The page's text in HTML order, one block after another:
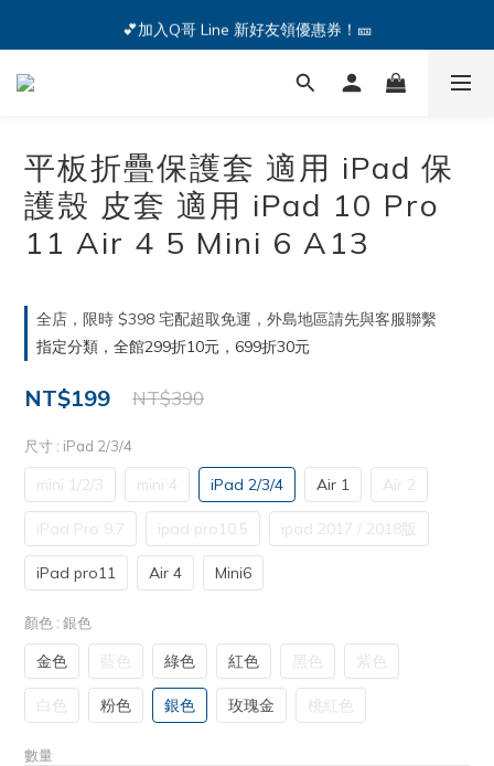
🔥iPhone 17 全系列熱銷中🔥點我購買 — !
💕加入Q哥 Line 新好友領優惠券！🎫
🔥iPhone 17 全系列熱銷中🔥點我購買 — !
平板折疊保護套 適用 iPad 保
護殼 皮套 適用 iPad 10 Pro
11 Air 4 5 Mini 6 A13
全店，限時 $398 宅配超取免運，外島地區請先與客服聯繫
指定分類，全館299折10元，699折30元
NT$199 NT$390
尺寸 : iPad 2/3/4
mini 1/2/3 mini 4 iPad 2/3/4 Air 1 Air 2
iPad Pro 9.7 ipad pro10.5 ipad 2017 / 2018版
iPad pro11 Air 4 Mini6
顏色 : 銀色
金色 藍色 綠色 紅色 黑色 紫色
白色 粉色 銀色 玫瑰金 桃紅色
數量